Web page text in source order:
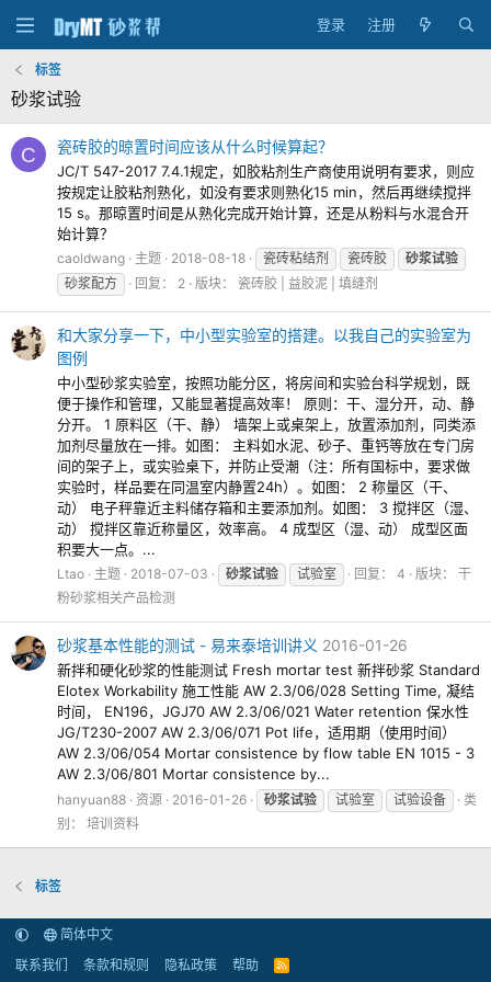
登录 注册
标签
砂浆试验
C 瓷砖胶的晾置时间应该从什么时候算起？
JC/T 547-2017 7.4.1规定，如胶粘剂生产商使用说明有要求，则应
按规定让胶粘剂熟化，如没有要求则熟化15 min，然后再继续搅拌
15 s。那晾置时间是从熟化完成开始计算，还是从粉料与水混合开
始计算？
caoldwang 主题 2018-08-18 瓷砖粘结剂 瓷砖胶
砂浆试验
砂浆配方
回复： 2 版块： 瓷砖胶 | 益胶泥 | 填缝剂
和大家分享一下，中小型实验室的搭建。以我自己的实验室为
图例
中小型砂浆实验室，按照功能分区，将房间和实验台科学规划，既
便于操作和管理，又能显著提高效率！ 原则：干、湿分开，动、静
分开。 1 原料区（干、静） 墙架上或桌架上，放置添加剂，同类添
加剂尽量放在一排。如图： 主料如水泥、砂子、重钙等放在专门房
间的架子上，或实验桌下，并防止受潮（注：所有国标中，要求做
实验时，样品要在同温室内静置24h）。如图： 2 称量区（干、
动） 电子秤靠近主料储存箱和主要添加剂。如图： 3 搅拌区（湿、
动） 搅拌区靠近称量区，效率高。 4 成型区（湿、动） 成型区面
积要大一点。...
Ltao 主题 2018-07-03 砂浆试验 试验室 回复： 4 版块： 干
粉砂浆相关产品检测
砂浆基本性能的测试 - 易来泰培训讲义 2016-01-26
新拌和硬化砂浆的性能测试 Fresh mortar test 新拌砂浆 Standard
Elotex Workability 施工性能 AW 2.3/06/028 Setting Time, 凝结
时间， EN196，JGJ70 AW 2.3/06/021 Water retention 保水性
JG/T230-2007 AW 2.3/06/071 Pot life，适用期（使用时间）
AW 2.3/06/054 Mortar consistence by flow table EN 1015 - 3
AW 2.3/06/801 Mortar consistence by...
hanyuan88 资源 2016-01-26 砂浆试验 试验室 试验设备
类
别： 培训资料
标签
简体中文
联系我们
条款和规则 隐私政策 帮助
R